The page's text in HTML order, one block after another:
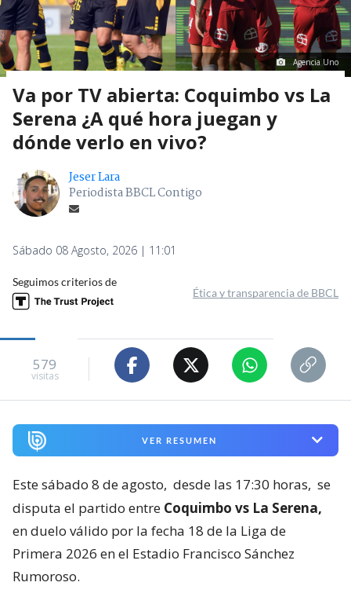
Agencia Uno
Va por TV abierta: Coquimbo vs La
Serena ¿A qué hora juegan y
dónde verlo en vivo?
Jeser Lara
Periodista BBCL Contigo
Sábado 08 Agosto, 2026 | 11:01
Seguimos criterios de
Ética y transparencia de BBCL
579
visitas
VER RESUMEN
Este sábado 8 de agosto, desde las 17:30 horas, se
disputa el partido entre Coquimbo vs La Serena,
en duelo válido por la fecha 18 de la Liga de
Primera 2026 en el Estadio Francisco Sánchez
Rumoroso.